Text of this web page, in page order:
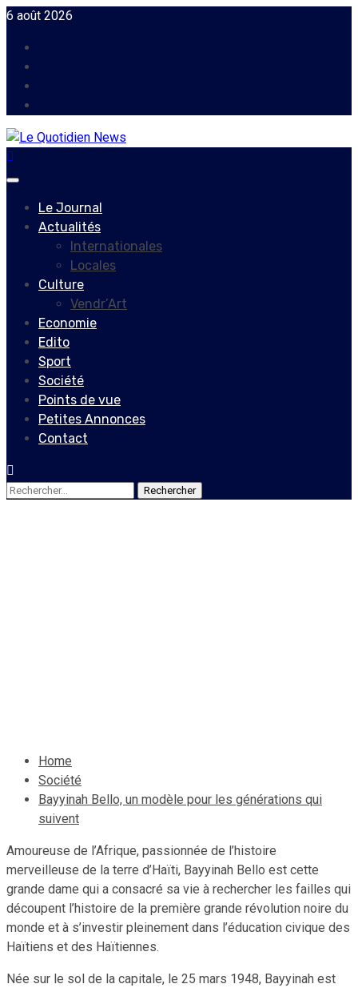
Skip
content
6 août 2026
Primary
Le Journal
Actualités
Internationales
Locales
Culture
Vendr’Art
Economie
Edito
Sport
Société
Points de vue
Petites Annonces
Contact
Rechercher :
Home
Société
Bayyinah Bello, un modèle pour les générations qui
suivent
Amoureuse de l’Afrique, passionnée de l’histoire
merveilleuse de la terre d’Haïti, Bayyinah Bello est cette
grande dame qui a consacré sa vie à rechercher les failles qui
découpent l’histoire de la première grande révolution noire du
monde et à s’investir pleinement dans l’éducation civique des
Haïtiens et des Haïtiennes.
Née sur le sol de la capitale, le 25 mars 1948, Bayyinah est